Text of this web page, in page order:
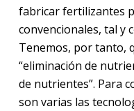
fabricar fertilizantes
convencionales, tal y
Tenemos, por tanto,
“eliminación de
de nutrientes”. Para
son varias las